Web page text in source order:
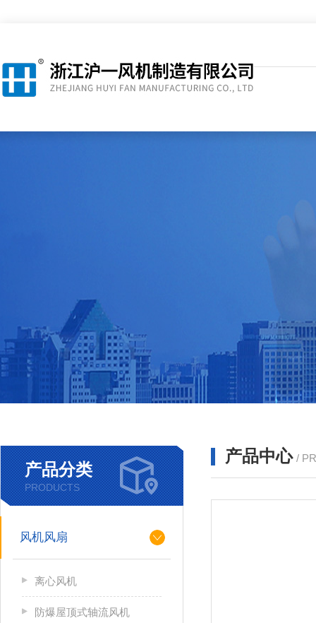
产品分类
PRODUCTS
风机风扇
离心风机
防爆屋顶式轴流风机
产品中心 /